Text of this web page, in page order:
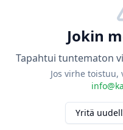
Jokin
Tapahtui tuntematon
Jos virhe
Yritä